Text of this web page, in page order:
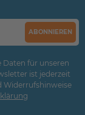
ABONNIEREN
Daten für unseren
ist jederzeit
Widerrufshinweise